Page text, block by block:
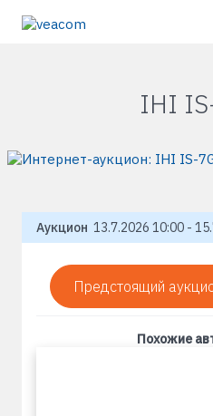
IHI
Аукцион 13.7.2026 10:00 -
Предстоящий
Похожие